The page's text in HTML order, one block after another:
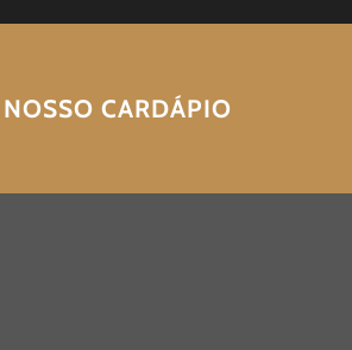
NOSSO CARDÁPIO